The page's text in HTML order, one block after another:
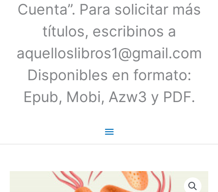
Cuenta”. Para solicitar más
títulos, escribinos a
aquelloslibros1@gmail.com
Disponibles en formato:
Epub, Mobi, Azw3 y PDF.